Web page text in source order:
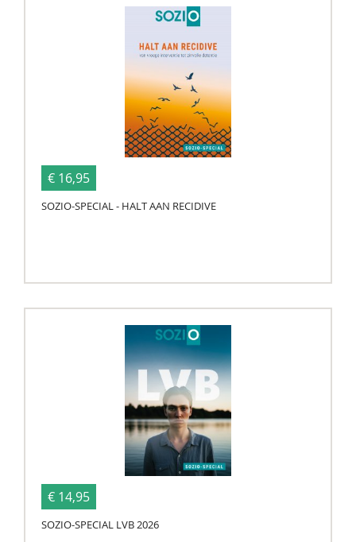
€ 16,95
SOZIO-SPECIAL - HALT AAN RECIDIVE
€ 14,95
SOZIO-SPECIAL LVB 2026